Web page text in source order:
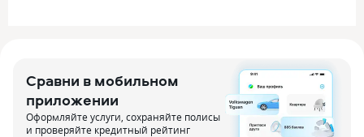
Сравни в мобильном
приложении
Оформляйте услуги, сохраняйте полисы
и проверяйте кредитный рейтинг